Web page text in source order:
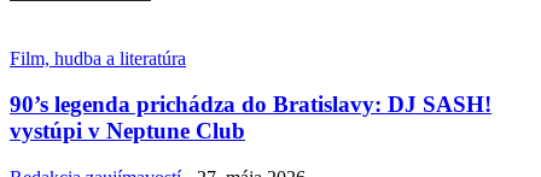
Film, hudba a literatúra
90’s legenda prichádza do Bratislavy: DJ SASH!
vystúpi v Neptune Club